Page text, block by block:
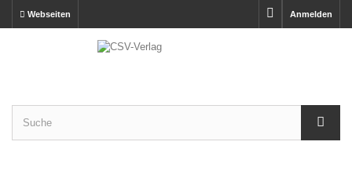
Anmelden
Webseiten